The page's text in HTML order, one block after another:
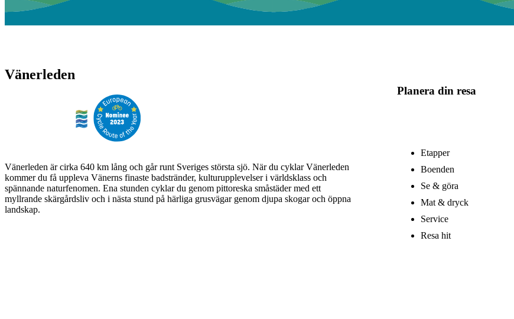
Vänerleden
Vänerleden är cirka 640 km lång och går runt Sveriges största sjö. När du cyklar Vänerleden
kommer du få uppleva Vänerns finaste badstränder, kulturupplevelser i världsklass och
spännande naturfenomen. Ena stunden cyklar du genom pittoreska småstäder med ett
myllrande skärgårdsliv och i nästa stund på härliga grusvägar genom djupa skogar och öppna
landskap.
Planera din resa
Etapper
Boenden
Se & göra
Mat & dryck
Service
Resa hit